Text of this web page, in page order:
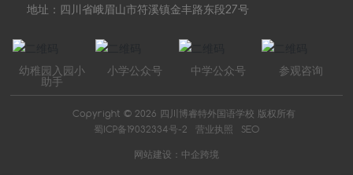
地址：四川省峨眉山市符溪镇金丰路东段27号
幼稚园入园小
助手
小学公众号 中学公众号 参观咨询
Copyright © 2026 四川博睿特外国语学校 版权所有
蜀ICP备19032334号-2
营业执照
SEO
网站建设：中企跨境